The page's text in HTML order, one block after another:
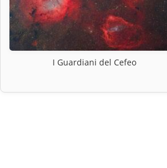
I Guardiani del Cefeo